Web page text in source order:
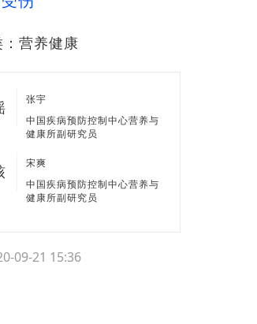
营养健康
张宇
中国疾病预防控制中心营养与
健康所副研究员
宋爽
中国疾病预防控制中心营养与
健康所副研究员
09-21 15:36